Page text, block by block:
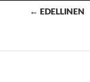
Artikkelien
← EDELLINEN